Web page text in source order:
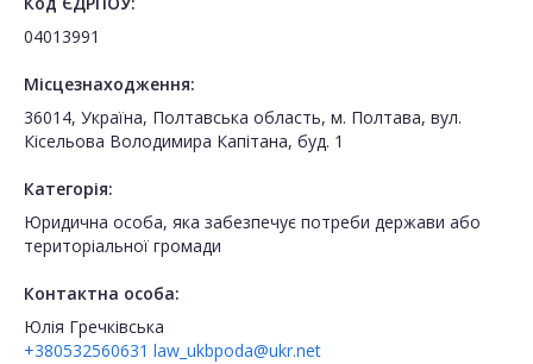
04013991
Місцезнаходження:
36014, Україна, Полтавська область, м. Полтава, вул.
Кісельова Володимира Капітана, буд. 1
Категорія:
Юридична особа, яка забезпечує потреби держави або
територіальної громади
Контактна особа:
Юлія Гречківська
+380532560631 law_ukbpoda@ukr.net